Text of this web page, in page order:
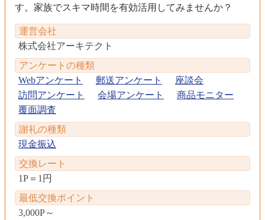
す。家族でスキマ時間を有効活用してみませんか？
運営会社
株式会社アーキテクト
アンケートの種類
Webアンケート
郵送アンケート
座談会
訪問アンケート
会場アンケート
商品モニター
覆面調査
謝礼の種類
現金振込
交換レート
1P＝1円
最低交換ポイント
3,000P～